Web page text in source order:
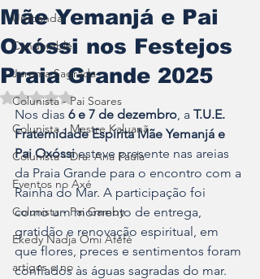
Umbanda
Candomblé
Jurema Sagrada
Colunista - Pai Soares
Colunista - Mestre Kaluanã
Colunista - Dra. Ana Paula
Eventos no Axé
Colunista - Pai Gamby
Ekedy Nadja Ómi Afefé
artigos e no
Mãe Yemanjá e Pai
Oxóssi nos Festejos
Praia Grande 2025
Avaliado com NaN de 5 estrelas.
Nos dias 6 e 7 de dezembro, a T.U.E.
Fraternidade Espírita Mãe Yemanjá e
Pai Oxóssi esteve presente nas areias
da Praia Grande para o encontro com a
Rainha do Mar. A participação foi
como um momento de entrega,
gratidão e renovação espiritual, em
que flores, preces e sentimentos foram
confiados às águas sagradas do mar.